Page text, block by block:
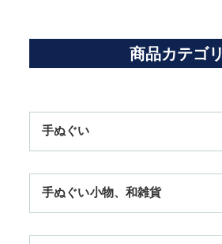
商品カテゴリ
手ぬぐい
3,300円まで
手ぬぐい小物、和雑貨